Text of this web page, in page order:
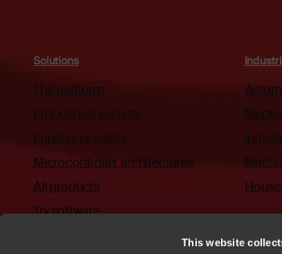
This website
Solutions
The platform
Embedded security
Functional safety
Microcontroller architectures
All products
Try software